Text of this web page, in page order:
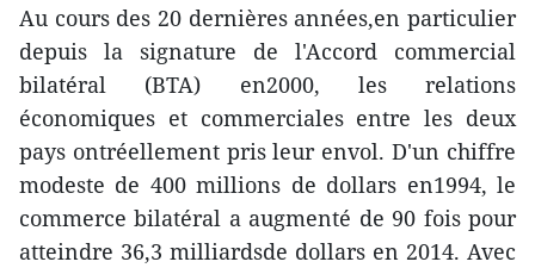
Au cours des 20 dernières années,en particulier
depuis la signature de l'Accord commercial
bilatéral (BTA) en2000, les relations
économiques et commerciales entre les deux
pays ontréellement pris leur envol. D'un chiffre
modeste de 400 millions de dollars en1994, le
commerce bilatéral a augmenté de 90 fois pour
atteindre 36,3 milliardsde dollars en 2014. Avec